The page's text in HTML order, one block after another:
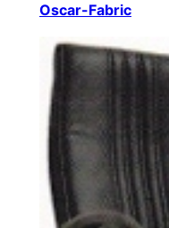
Oscar-Fabric